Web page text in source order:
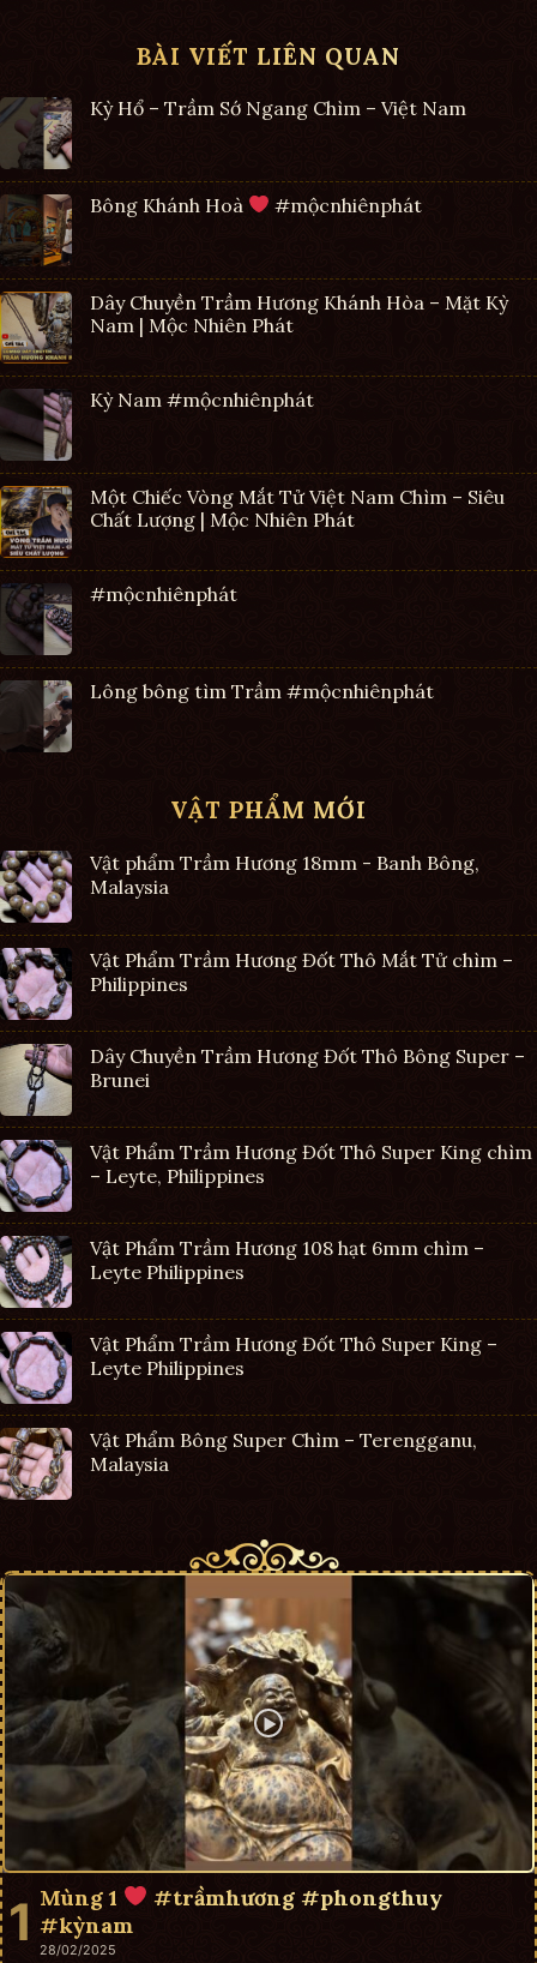
BÀI VIẾT LIÊN QUAN
Kỳ Hổ – Trầm Sớ Ngang Chìm – Việt Nam
Bông Khánh Hoà #mộcnhiênphát
Dây Chuyền Trầm Hương Khánh Hòa – Mặt Kỳ
Nam | Mộc Nhiên Phát
Kỳ Nam #mộcnhiênphát
Một Chiếc Vòng Mắt Tử Việt Nam Chìm – Siêu
Chất Lượng | Mộc Nhiên Phát
#mộcnhiênphát
Lông bông tìm Trầm #mộcnhiênphát
VẬT PHẨM MỚI
Vật phẩm Trầm Hương 18mm - Banh Bông,
Malaysia
Vật Phẩm Trầm Hương Đốt Thô Mắt Tử chìm –
Philippines
Dây Chuyền Trầm Hương Đốt Thô Bông Super –
Brunei
Vật Phẩm Trầm Hương Đốt Thô Super King chìm
– Leyte, Philippines
Vật Phẩm Trầm Hương 108 hạt 6mm chìm –
Leyte Philippines
Vật Phẩm Trầm Hương Đốt Thô Super King –
Leyte Philippines
Vật Phẩm Bông Super Chìm – Terengganu,
Malaysia
Mùng 1
#trầmhương #phongthuy
#kỳnam
28/02/2025